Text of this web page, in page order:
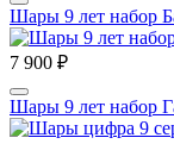
Шары 9 лет набор
7 900 ₽
Шары 9 лет набор